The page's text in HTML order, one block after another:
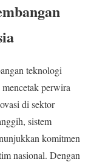
teknologi
perwira
di sektor
sistem
komitmen
nasional. Dengan